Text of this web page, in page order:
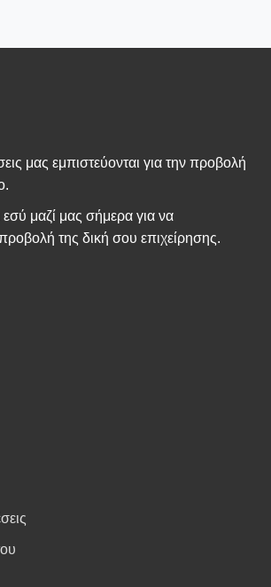
μας εμπιστεύονται για την προβολή
μαζί μας σήμερα για να
της δική σου επιχείρησης.